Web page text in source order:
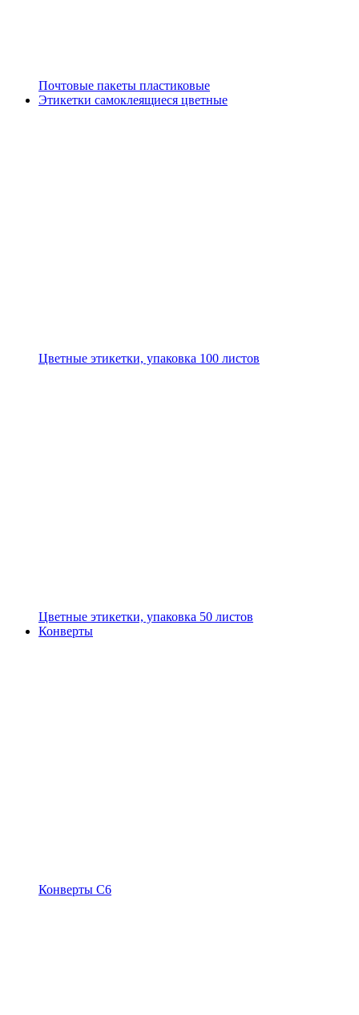
Почтовые пакеты пластиковые
Этикетки самоклеящиеся цветные
Цветные этикетки, упаковка 100 листов
Цветные этикетки, упаковка 50 листов
Конверты
Конверты С6